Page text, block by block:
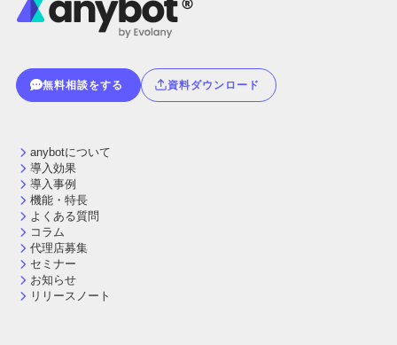
無料相談をする 資料ダウンロード
anybotについて
導入効果
導入事例
機能・特長
よくある質問
コラム
代理店募集
セミナー
お知らせ
リリースノート